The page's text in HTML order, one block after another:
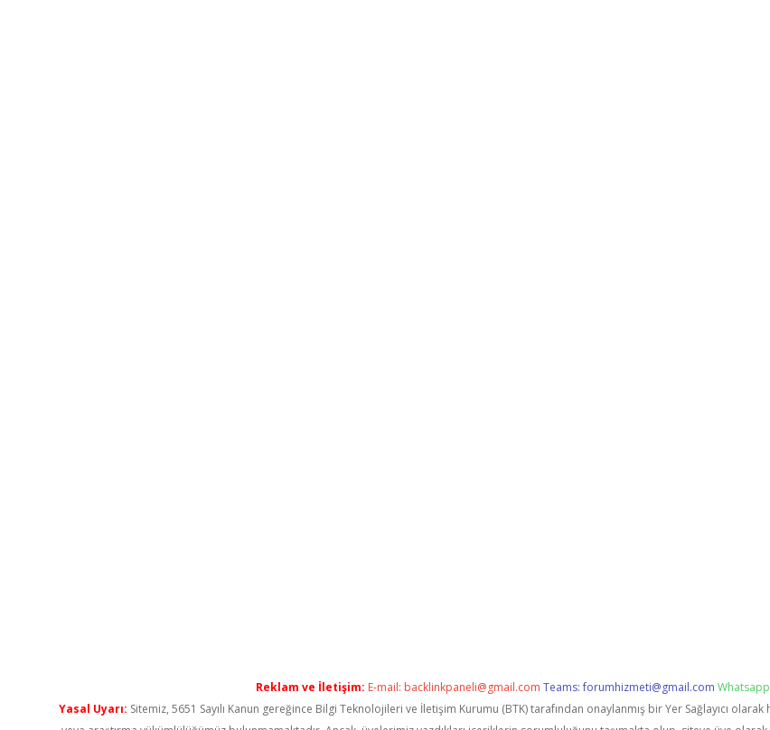
Reklam ve İletişim: E-mail: backlinkpaneli@gmail.com Teams:forumhizmeti@gmail.com
Yasal Uyarı: Sitemiz, 5651 Sayılı Kanun gereğince Bilgi Teknolojileri ve İletişim Kurumu (BTK) tarafından onaylanmış bir Yer Sağlayıcı